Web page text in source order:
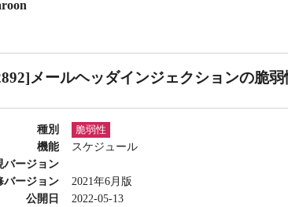
メールヘッダインジェクションの脆弱
種別 脆弱性
機能
スケジュール
バージョン
バージョン
2021年6月版
公開日
2022-05-13